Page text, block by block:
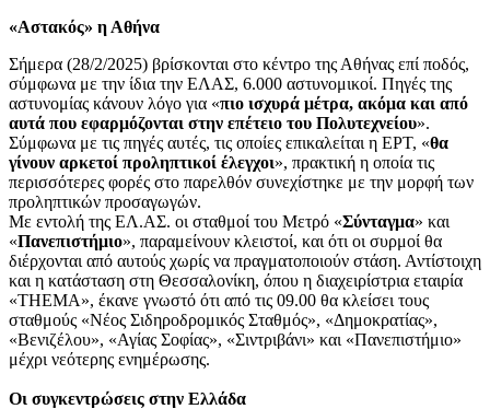
«Αστακός» η Αθήνα
Σήμερα (28/2/2025) βρίσκονται στο κέντρο της Αθήνας επί ποδός,
σύμφωνα με την ίδια την ΕΛΑΣ, 6.000 αστυνομικοί. Πηγές της
αστυνομίας κάνουν λόγο για «πιο ισχυρά μέτρα, ακόμα και από
αυτά που εφαρμόζονται στην επέτειο του Πολυτεχνείου».
Σύμφωνα με τις πηγές αυτές, τις οποίες επικαλείται η ΕΡΤ, «θα
γίνουν αρκετοί προληπτικοί έλεγχοι», πρακτική η οποία τις
περισσότερες φορές στο παρελθόν συνεχίστηκε με την μορφή των
προληπτικών προσαγωγών.
Με εντολή της ΕΛ.ΑΣ. οι σταθμοί του Μετρό «Σύνταγμα» και
«Πανεπιστήμιο», παραμείνουν κλειστοί, και ότι οι συρμοί θα
διέρχονται από αυτούς χωρίς να πραγματοποιούν στάση. Αντίστοιχη
και η κατάσταση στη Θεσσαλονίκη, όπου η διαχειρίστρια εταιρία
«ΤΗΕΜΑ», έκανε γνωστό ότι από τις 09.00 θα κλείσει τους
σταθμούς «Νέος Σιδηροδρομικός Σταθμός», «Δημοκρατίας»,
«Βενιζέλου», «Αγίας Σοφίας», «Σιντριβάνι» και «Πανεπιστήμιο»
μέχρι νεότερης ενημέρωσης.
Οι συγκεντρώσεις στην Ελλάδα